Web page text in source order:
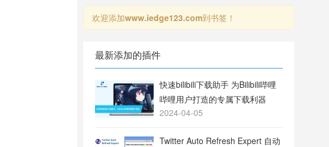
欢迎添加www.iedge123.com到书签！
最新添加的插件
快速bilibili下载助手 为Bilibili哔哩
哔哩用户打造的专属下载利器
2024-04-05
Twitter Auto Refresh Expert 自动